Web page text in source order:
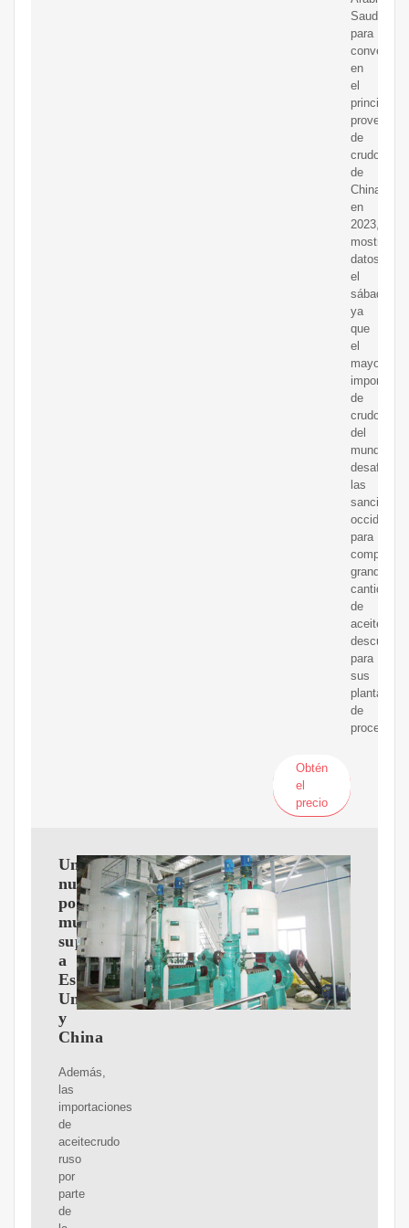
Saudita
para
convertirse
en
el
principal
proveedor
de
crudo
de
China
en
2023,
mostraron
datos
el
sábado,
ya
que
el
mayor
importador
de
crudo
del
mundo
desafió
las
sanciones
para
comprar
grandes
cantidades
de
aceitecon
descuento
para
sus
plantas
de
Obtén
el
precio
Una
nueva
potencia
mundial
superará
a
Estados
Unidos
y
China
Además,
las
importaciones
de
aceitecrudo
ruso
por
parte
de